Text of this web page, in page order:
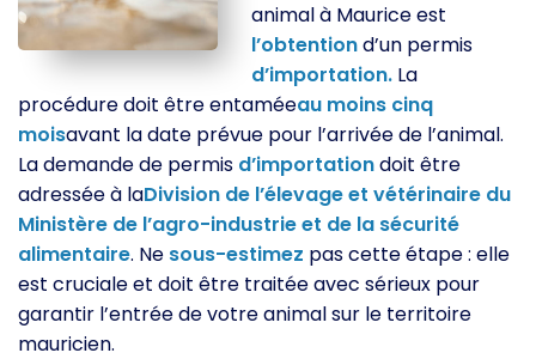
animal à Maurice est
l’obtentiond’un permis
d’importation. La
procédure doit être entaméeau moins cinq
moisavant la date prévue pour l’arrivée de l’animal.
La demande de permis d’importationdoit être
adressée à laDivision de l’élevage et vétérinaire du
Ministère de l’agro-industrie et de la sécurité
alimentaire. Ne sous-estimez pas cette étape : elle
est cruciale et doit être traitée avec sérieux pour
garantir l’entrée de votre animal sur le territoire
mauricien.